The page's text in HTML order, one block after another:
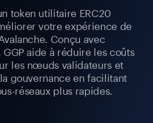
token utilitaire ERC20
votre expérience de
Conçu avec
aide à réduire les coûts
les nœuds validateurs et
gouvernance en facilitant
réseaux plus rapides.